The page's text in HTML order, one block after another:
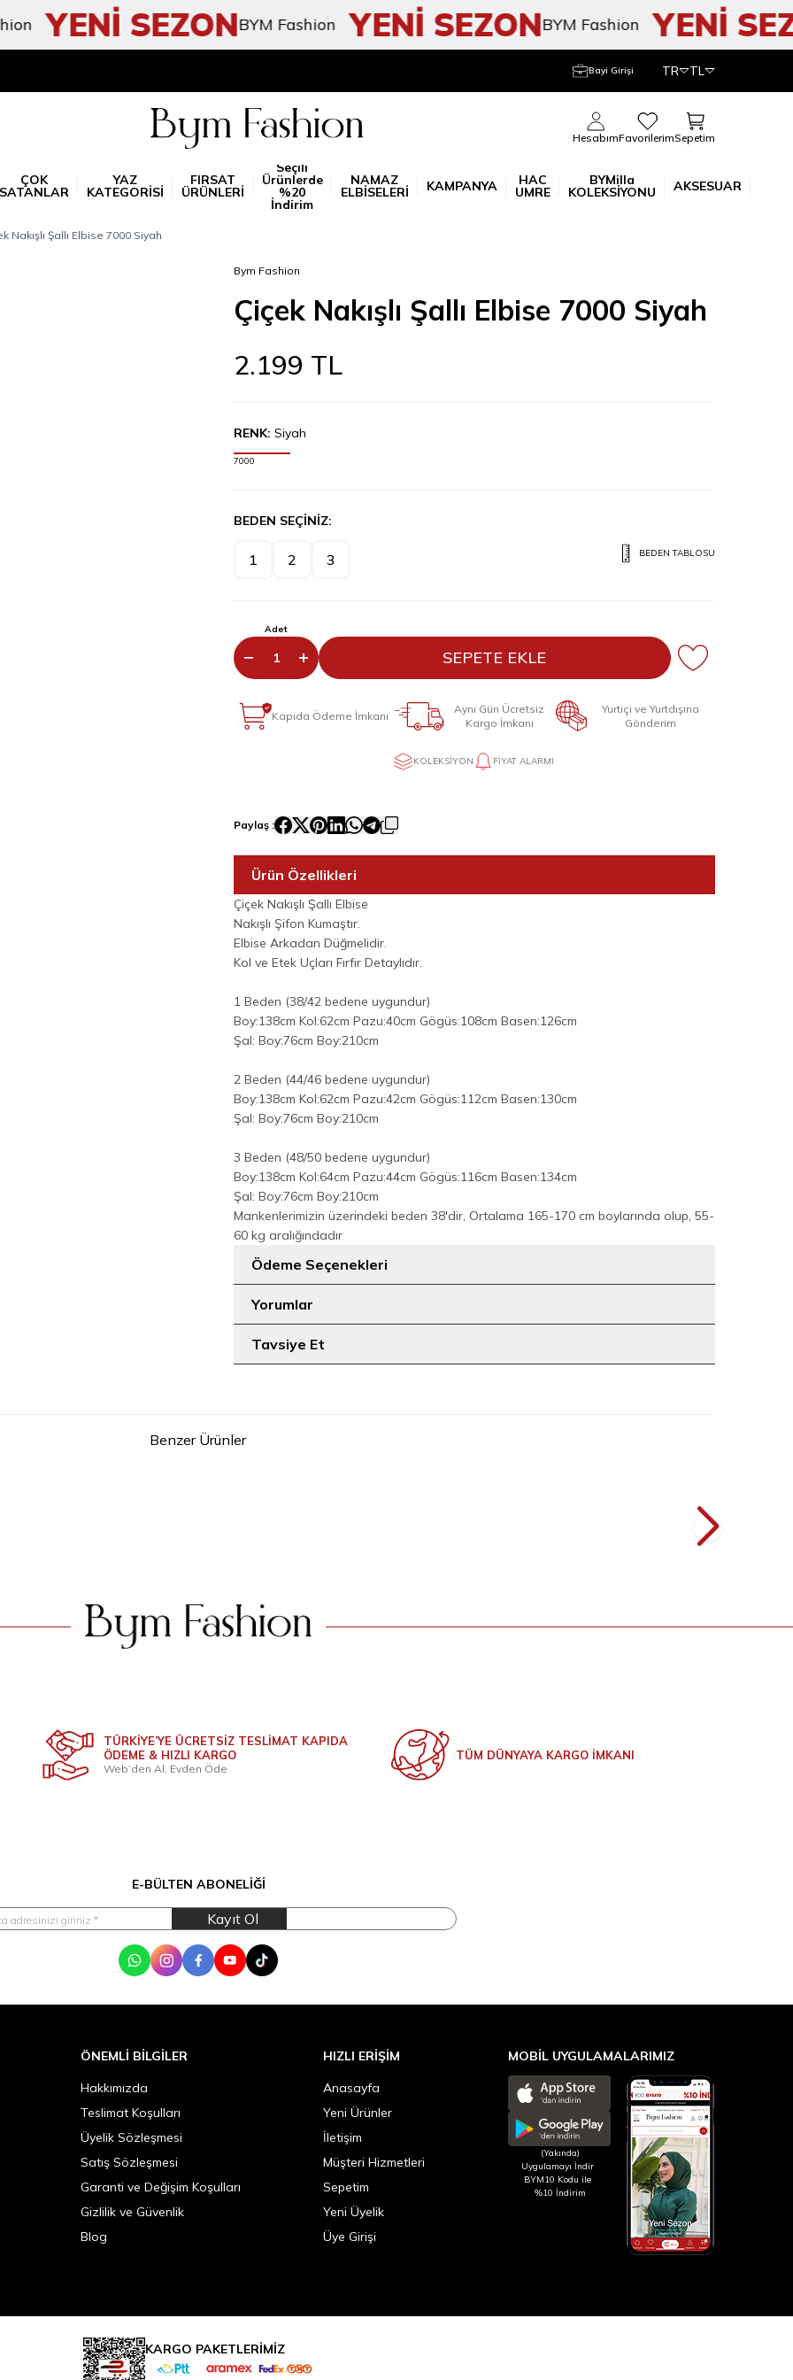
YENİ SEZONBYM Fashion YENİ SEZONBYM Fashion YENİ
Bayi Girişi TR TL
HesabımFavorilerimSepetim
ÇOK
SATANLAR
YAZ
KATEGORİSİ
FIRSAT
ÜRÜNLERİ
Seçili
Ürünlerde
%20
İndirim
NAMAZ
ELBİSELERİ KAMPANYA HAC
UMRE
BYMilla
KOLEKSİYONU AKSESUAR
Nakışlı Şallı Elbise 7000 Siyah
Bym Fashion
Çiçek Nakışlı Şallı Elbise 7000 Siyah
2.199 TL
RENK: Siyah
7000
BEDEN SEÇİNİZ:
1 2 3 BEDEN TABLOSU
Adet
SEPETE EKLE
Kapıda Ödeme İmkanı
Aynı Gün Ücretsiz
Kargo İmkanı
Yurtiçi ve Yurtdışına
Gönderim
KOLEKSIYON FIYAT ALARMI
Paylaş :
Ürün Özellikleri
Çiçek Nakışlı Şallı Elbise
Nakışlı Şifon Kumaştır.
Elbise Arkadan Düğmelidir.
Kol ve Etek Uçları Fırfır Detaylıdır.
1 Beden (38/42 bedene uygundur)
Boy:138cm Kol:62cm Pazu:40cm Gögüs:108cm Basen:126cm
Şal: Boy:76cm Boy:210cm
2 Beden (44/46 bedene uygundur)
Boy:138cm Kol:62cm Pazu:42cm Gögüs:112cm Basen:130cm
Şal: Boy:76cm Boy:210cm
3 Beden (48/50 bedene uygundur)
Boy:138cm Kol:64cm Pazu:44cm Gögüs:116cm Basen:134cm
Şal: Boy:76cm Boy:210cm
Mankenlerimizin üzerindeki beden 38'dir, Ortalama 165-170 cm boylarında olup, 55-
60 kg aralığındadır
Ödeme Seçenekleri
Yorumlar
Tavsiye Et
Benzer Ürünler
2
TÜRKİYE’YE ÜCRETSİZ TESLİMAT KAPIDA
ÖDEME & HIZLI KARGO
Web’den Al, Evden Öde
TÜM DÜNYAYA KARGO İMKANI
E-BÜLTEN ABONELIĞI
Kayıt Ol
WhatsAppInstagramFacebookYoutubeTik Tok
ÖNEMLI BILGILER
Hakkımızda
Teslimat Koşulları
Üyelik Sözleşmesi
Satış Sözleşmesi
Garanti ve Değişim Koşulları
Gizlilik ve Güvenlik
Blog
HIZLI ERIŞIM
Anasayfa
Yeni Ürünler
İletişim
Müşteri Hizmetleri
Sepetim
Yeni Üyelik
Üye Girişi
MOBİL UYGULAMALARIMIZ
(Yakında)
Uygulamayı İndir
BYM10 Kodu ile
%10 İndirim
KARGO PAKETLERİMİZ